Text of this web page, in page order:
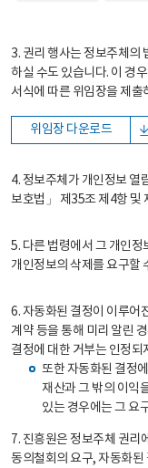
3. 권리 행사는 정보주체의
하실 수도 있습니다. 이 경
서식에 따른 위임장을 제출
위임장 다운로드
4. 정보주체가 개인정보 열
보호법」 제35조 제4항 및
5. 다른 법령에서 그 개인
개인정보의 삭제를 요구할
6. 자동화된 결정이 이루어
계약 등을 통해 미리 알린
결정에 대한 거부는 인정되
또한 자동화된 결정
재산과 그 밖의 이익
있는 경우에는 그 요
7. 진흥원은 정보주체 권리
동의철회의 요구, 자동화된